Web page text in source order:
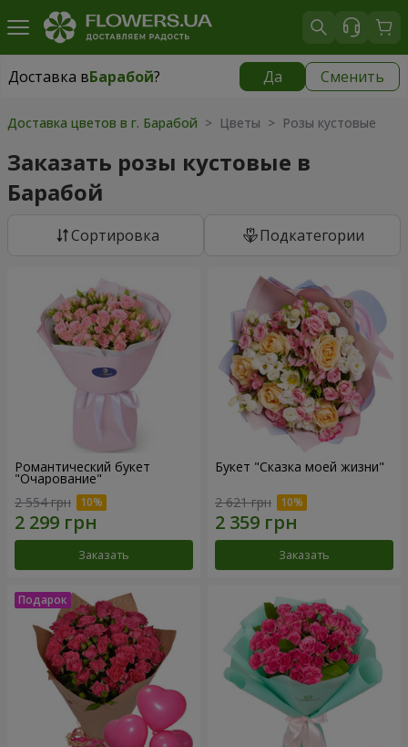
Доставка вБарабой? Да Сменить
Доставка вБарабой|
Доставка цветов в г. Барабой > Цветы > Розы кустовые
Заказать розы кустовые в
Барабой
Cортировка Подкатегории
Романтический букет
"Очарование"
2 554 грн
Заказать
Букет "Сказка моей жизни"
2 621 грн
Заказать